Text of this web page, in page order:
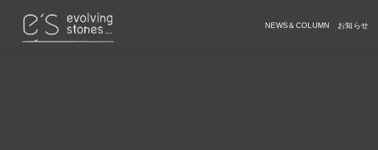
NEWS＆COLUMN お知らせ